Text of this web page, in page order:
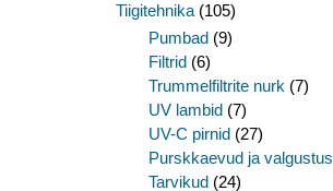
Tiigitehnika (105)
Pumbad (9)
Filtrid (6)
Trummelfiltrite nurk (7)
UV lambid (7)
UV-C pirnid (27)
Purskkaevud ja valgustus
Tarvikud (24)